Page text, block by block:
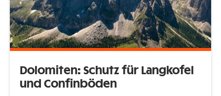
Dolomiten: Schutz für Langkofel
und Confinböden